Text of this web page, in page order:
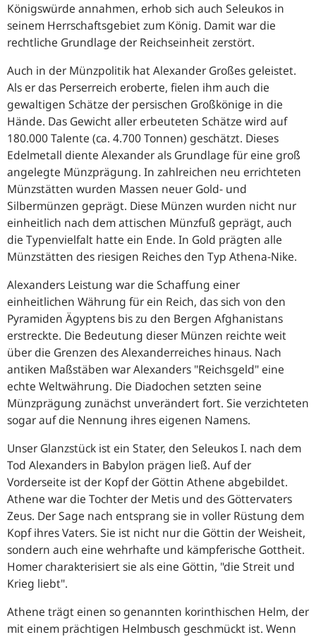
Königswürde annahmen, erhob sich auch Seleukos in
seinem Herrschaftsgebiet zum König. Damit war die
rechtliche Grundlage der Reichseinheit zerstört.
Auch in der Münzpolitik hat Alexander Großes geleistet.
Als er das Perserreich eroberte, fielen ihm auch die
gewaltigen Schätze der persischen Großkönige in die
Hände. Das Gewicht aller erbeuteten Schätze wird auf
180.000 Talente (ca. 4.700 Tonnen) geschätzt. Dieses
Edelmetall diente Alexander als Grundlage für eine groß
angelegte Münzprägung. In zahlreichen neu errichteten
Münzstätten wurden Massen neuer Gold- und
Silbermünzen geprägt. Diese Münzen wurden nicht nur
einheitlich nach dem attischen Münzfuß geprägt, auch
die Typenvielfalt hatte ein Ende. In Gold prägten alle
Münzstätten des riesigen Reiches den Typ Athena-Nike.
Alexanders Leistung war die Schaffung einer
einheitlichen Währung für ein Reich, das sich von den
Pyramiden Ägyptens bis zu den Bergen Afghanistans
erstreckte. Die Bedeutung dieser Münzen reichte weit
über die Grenzen des Alexanderreiches hinaus. Nach
antiken Maßstäben war Alexanders "Reichsgeld" eine
echte Weltwährung. Die Diadochen setzten seine
Münzprägung zunächst unverändert fort. Sie verzichteten
sogar auf die Nennung ihres eigenen Namens.
Unser Glanzstück ist ein Stater, den Seleukos I. nach dem
Tod Alexanders in Babylon prägen ließ. Auf der
Vorderseite ist der Kopf der Göttin Athene abgebildet.
Athene war die Tochter der Metis und des Göttervaters
Zeus. Der Sage nach entsprang sie in voller Rüstung dem
Kopf ihres Vaters. Sie ist nicht nur die Göttin der Weisheit,
sondern auch eine wehrhafte und kämpferische Gottheit.
Homer charakterisiert sie als eine Göttin, "die Streit und
Krieg liebt".
Athene trägt einen so genannten korinthischen Helm, der
mit einem prächtigen Helmbusch geschmückt ist. Wenn